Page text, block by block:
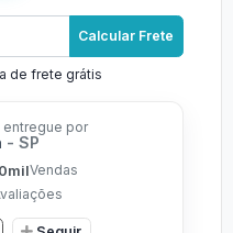
Calcular Frete
de frete grátis
entregue por
- SP
Vendas